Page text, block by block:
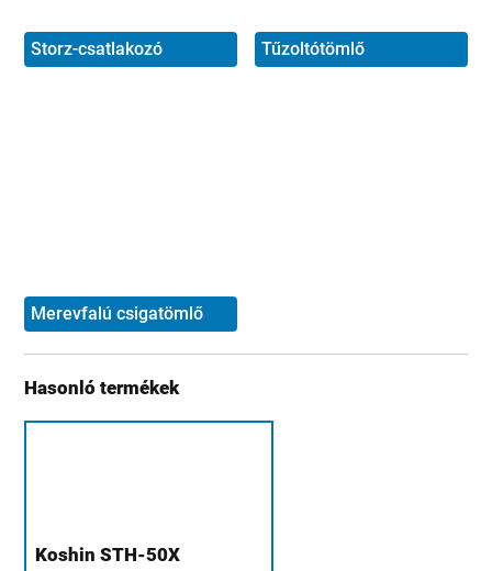
Storz-csatlakozó Tűzoltótömlő
Merevfalú csigatömlő
Hasonló termékek
Koshin STH-50X